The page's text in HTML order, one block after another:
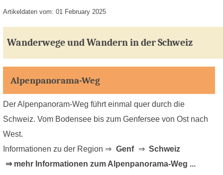
Artikeldaten vom: 01 February 2025
Wanderwege und Wandern in der Schweiz
Alpenpanorama-Weg
Der Alpenpanoram-Weg führt einmal quer durch die
Schweiz. Vom Bodensee bis zum Genfersee von Ost nach
West.
Informationen zu der Region ⇒ Genf ⇒ Schweiz
⇒ mehr Informationen zum Alpenpanorama-Weg ...